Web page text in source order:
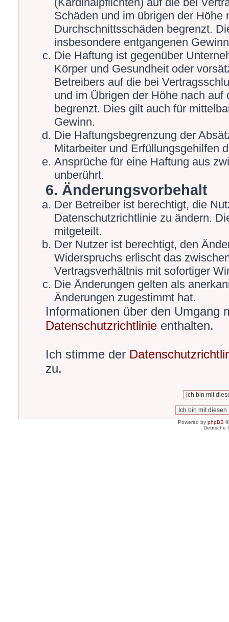
Schäden und im übrigen der Höhe
Durchschnittsschäden begrenzt.
insbesondere entgangenen
Die Haftung ist gegenüber
Körper und Gesundheit oder
Betreibers auf die bei
und im Übrigen der Höhe nach
begrenzt. Dies gilt auch für
Gewinn.
Die Haftungsbegrenzung der
Mitarbeiter und Erfüllungsgehilfen
Ansprüche für eine Haftung aus
unberührt.
6. Änderungsvorbehalt
Der Betreiber ist berechtigt, die
Datenschutzrichtlinie zu ändern.
mitgeteilt.
Der Nutzer ist berechtigt, den
Widerspruchs erlischt das
Vertragsverhältnis mit sofortiger
Die Änderungen gelten als
Änderungen zugestimmt hat.
Informationen über den Umgang
Datenschutzrichtlinie enthalten.
Ich stimme der
zu.
Powered by phpBB
Deutsche